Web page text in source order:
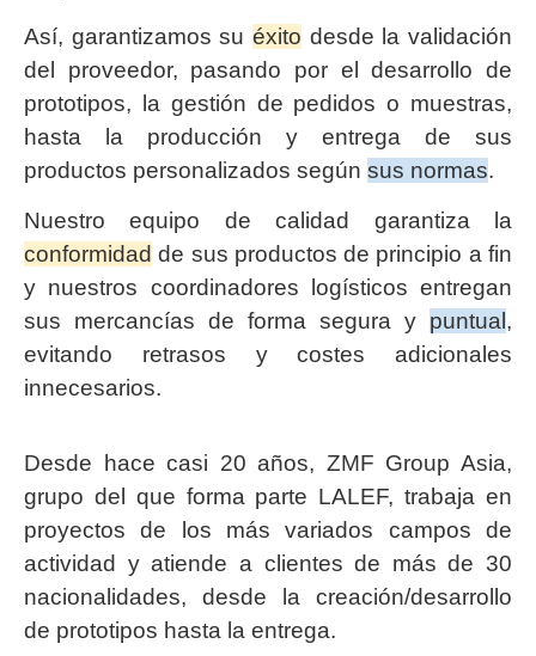
Así, garantizamos su éxito desde la validación
del proveedor, pasando por el desarrollo de
prototipos, la gestión de pedidos o muestras,
hasta la producción y entrega de sus
productos personalizados según sus normas.
Nuestro equipo de calidad garantiza la
conformidad de sus productos de principio a fin
y nuestros coordinadores logísticos entregan
sus mercancías de forma segura y puntual ,
evitando retrasos y costes adicionales
innecesarios.
Desde hace casi 20 años, ZMF Group Asia,
grupo del que forma parte LALEF, trabaja en
proyectos de los más variados campos de
actividad y atiende a clientes de más de 30
nacionalidades, desde la creación/desarrollo
de prototipos hasta la entrega.